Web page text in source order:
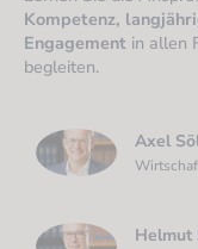
Kompetenz,
Engagement in allen
begleiten.
Axel
Helmut